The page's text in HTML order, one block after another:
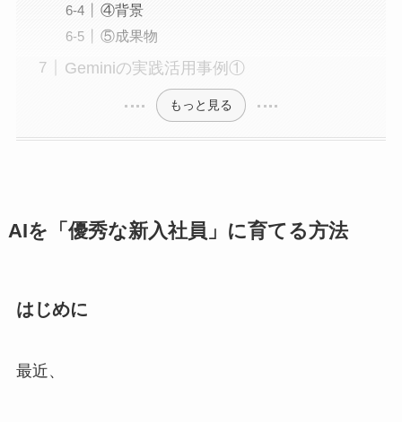
④背景
⑤成果物
Geminiの実践活用事例①
もっと見る
AIを「優秀な新入社員」に育てる方法
はじめに
最近、